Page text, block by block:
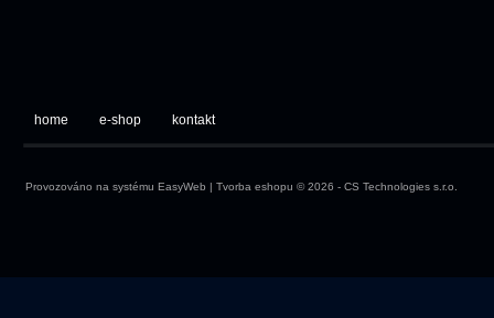
home e-shop kontakt
Provozováno na systému EasyWeb | Tvorba eshopu © 2026 - CS Technologies s.r.o.